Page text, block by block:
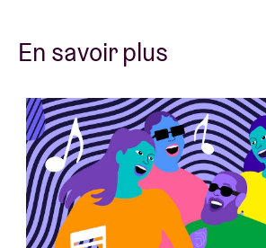
En savoir plus